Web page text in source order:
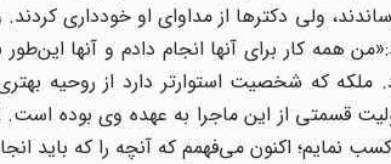
رساندند، ولی دکترها از مداوای او خودداری
همه کار برای آنها انجام دادم و آنها
که شخصیت استوارتر دارد از روحیه
قسمتی از این ماجرا به عهده وی بوده
نمایم؛ اکنون می‌فهمم که آنچه را که باید